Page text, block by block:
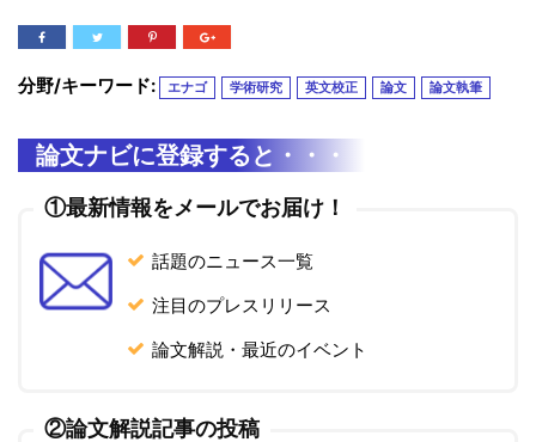
分野/キーワード: エナゴ 学術研究 英文校正 論文 論文執筆
論文ナビに登録すると・・・
①最新情報をメールでお届け！
話題のニュース一覧
注目のプレスリリース
論文解説・最近のイベント
②論文解説記事の投稿